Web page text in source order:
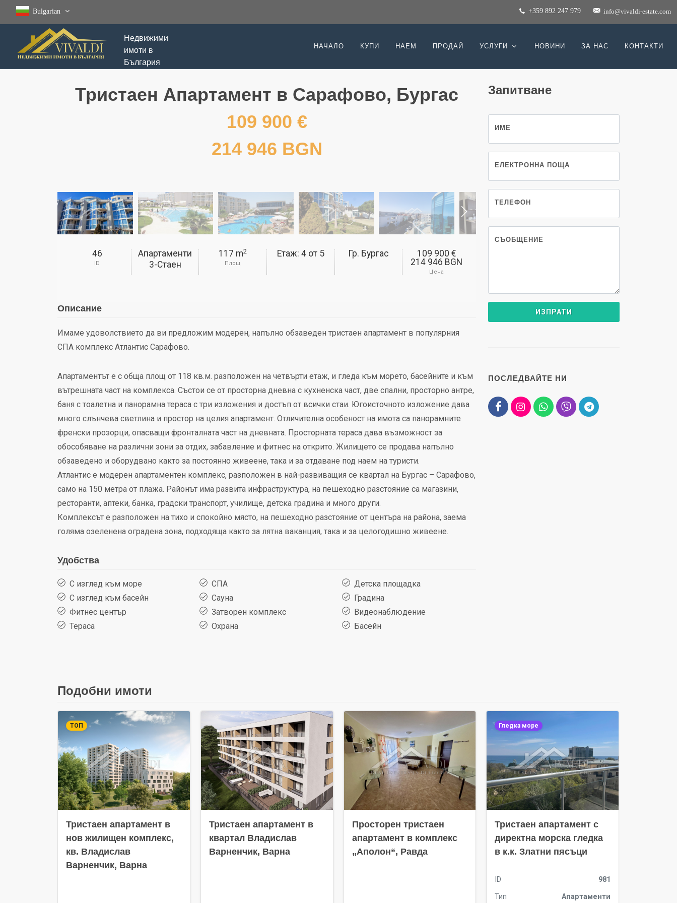
Bulgarian +359 892 247 979 info@vivaldi-estate.com
Недвижими
имоти в
България
НАЧАЛО КУПИ НАЕМ ПРОДАЙ УСЛУГИ НОВИНИ ЗА НАС КОНТАКТИ
Тристаен Aпартамент в Сарафово, Бургас
109 900 €
214 946 BGN
46
ID
Апартаменти
3-Стаен
117 m2
Площ
Етаж: 4 от5 Гр. Бургас
109 900 €
214 946 BGN
Цена
Описание
Имаме удоволствието да ви предложим модерен, напълно обзаведен тристаен апартамент в популярния
СПА комплекс Атлантис Сарафово.
Апартаментът е с обща площ от 118 кв.м. разположен на четвърти етаж, и гледа към морето, басейните и към
вътрешната част на комплекса. Състои се от просторна дневна с кухненска част, две спални, просторно антре,
баня с тоалетна и панорамна тераса с три изложения и достъп от всички стаи. Югоисточното изложение дава
много слънчева светлина и простор на целия апартамент. Отличителна особеност на имота са панорамните
френски прозорци, опасващи фронталната част на дневната. Просторната тераса дава възможност за
обособяване на различни зони за отдих, забавление и фитнес на открито. Жилището се продава напълно
обзаведено и оборудвано както за постоянно живеене, така и за отдаване под наем на туристи.
Атлантис е модерен апартаментен комплекс, разположен в най-развиващия се квартал на Бургас – Сарафово,
само на 150 метра от плажа. Районът има развита инфраструктура, на пешеходно разстояние са магазини,
ресторанти, аптеки, банка, градски транспорт, училище, детска градина и много други.
Комплексът е разположен на тихо и спокойно място, на пешеходно разстояние от центъра на района, заема
голяма озеленена оградена зона, подходяща както за лятна ваканция, така и за целогодишно живеене.
Удобства
С изглед към море
С изглед към басейн
Фитнес център
Тераса
СПА
Сауна
Затворен комплекс
Охрана
Детска площадка
Градина
Видеонаблюдение
Басейн
Запитване
ИМЕ
ЕЛЕКТРОННА ПОЩА
ТЕЛЕФОН
СЪОБЩЕНИЕ
ПОСЛЕДВАЙТЕ НИ
Подобни имоти
ТОП
Тристаен апартамент в
нов жилищен комплекс,
кв. Владислав
Варненчик, Варна
Тристаен апартамент в
квартал Владислав
Варненчик, Варна
Просторен тристаен
апартамент в комплекс
„Аполон“, Равда
Гледка море
Тристаен апартамент с
директна морска гледка
в к.к. Златни пясъци
ID
981
Тип
Апартаменти